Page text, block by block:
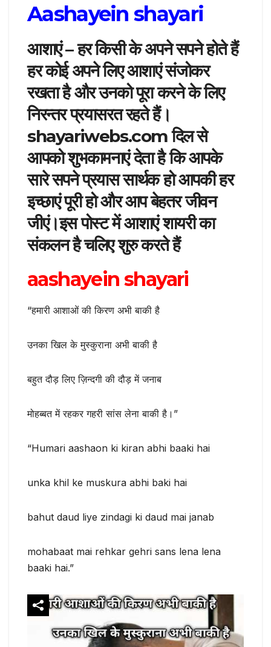
Aashayein shayari
आशाएं – हर किसी के अपने सपने होते हैं
हर कोई अपने लिए आशाएं संजोकर
रखता है और उनको पूरा करने के लिए
निरन्तर प्रयासरत रहते हैं।
shayariwebs.com दिल से
आपको शुभकामनाएं देता है कि आपके
सारे सपने प्रयास सार्थक हो आपकी हर
इच्छाएं पूरी हो और आप बेहतर जीवन
जीएं।इस पोस्ट में आशाएं शायरी का
संकलन है चलिए शुरु करते हैं
aashayein shayari
“हमारी आशाओं की किरण अभी बाकी है
उनका खिल के मुस्कुराना अभी बाकी है
बहुत दौड़ लिए ज़िन्दगी की दौड़ में जनाब
मोहब्बत में रहकर गहरी सांस लेना बाकी है।”
“Humari aashaon ki kiran abhi baaki hai
unka khil ke muskura abhi baki hai
bahut daud liye zindagi ki daud mai janab
mohabaat mai rehkar gehri sans lena lena
baaki hai.”